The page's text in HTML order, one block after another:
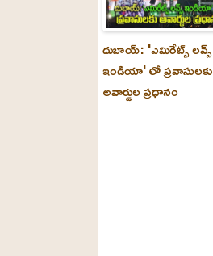
దుబాయ్: 'ఎమిరేట్స్ లవ్స్
ఇండియా' లో ప్రవాసులకు
అవార్డుల ప్రధానం